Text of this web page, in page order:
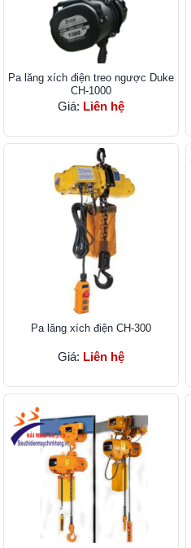
Pa lăng xích điện treo ngược Duke
CH-1000
Giá: Liên hệ
Pa lăng xích điện CH-300
Giá: Liên hệ